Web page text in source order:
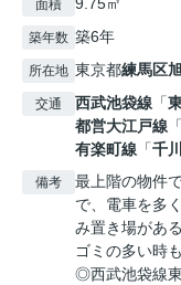
面積
築年数 築6年
所在地 東京都練馬区
交通 西武池袋線 「
都営大江戸線 「
有楽町線 「千川
備考
最上階の物件
で、電車を多
み置き場があ
ゴミの多い時
◎西武池袋線